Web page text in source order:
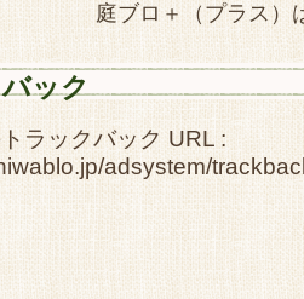
庭ブロ＋（プラス）
ック
ラックバック URL :
adsystem/